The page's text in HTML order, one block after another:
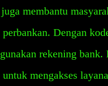
membantu
Dengan
rekening
mengakses